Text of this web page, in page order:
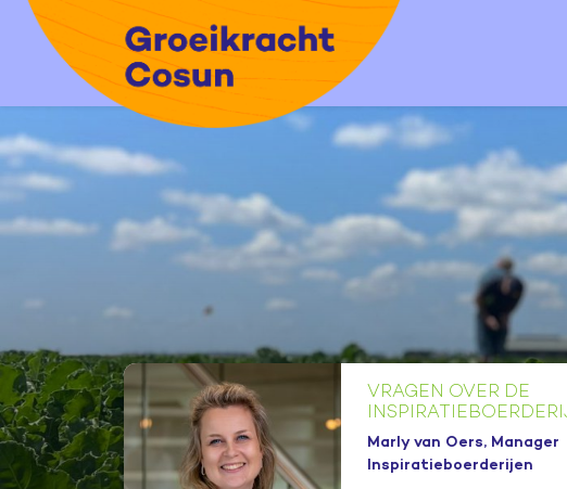
VRAGEN OVER DE
Marly van Oers, Manager
Inspiratieboerderijen